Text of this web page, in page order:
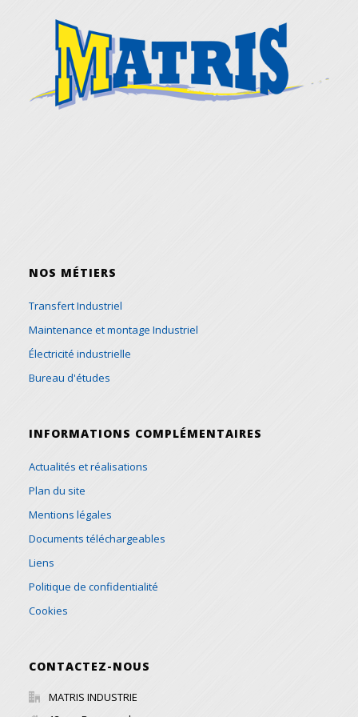
NOS MÉTIERS
Transfert Industriel
Maintenance et montage Industriel
Électricité industrielle
Bureau d'études
INFORMATIONS COMPLÉMENTAIRES
Actualités et réalisations
Plan du site
Mentions légales
Documents téléchargeables
Liens
Politique de confidentialité
Cookies
CONTACTEZ-NOUS
MATRIS INDUSTRIE